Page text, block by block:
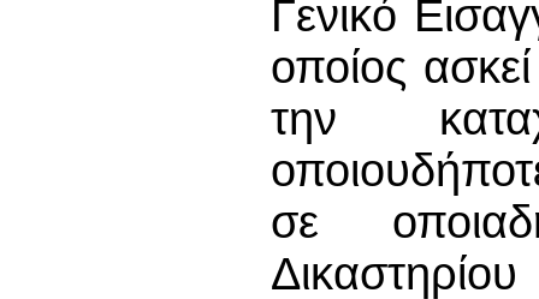
Γενικό
οποίος
την
σε